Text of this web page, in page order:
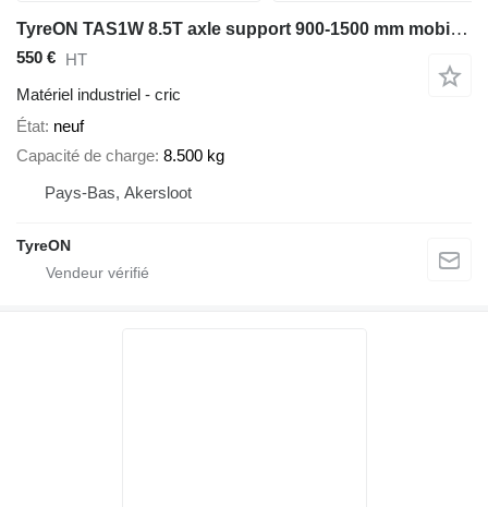
TyreON TAS1W 8.5T axle support 900-1500 mm mobile - 3 suspended castors
550 € HT
Matériel industriel - cric
État neuf
Capacité de charge 8.500 kg
Pays-Bas, Akersloot
TyreON